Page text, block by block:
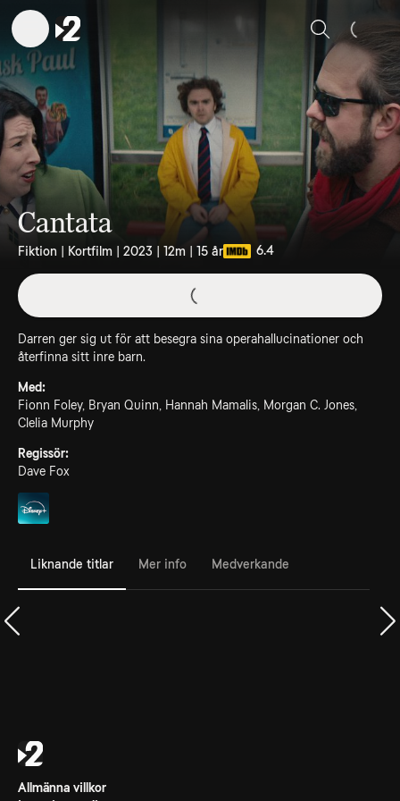
Sök
Cantata
Fiktion | Kortfilm | 2023 | 12m | 15 år 6.4
Darren ger sig ut för att besegra sina operahallucinationer och
återfinna sitt inre barn.
Med:
Fionn Foley, Bryan Quinn, Hannah Mamalis, Morgan C. Jones,
Clelia Murphy
Regissör:
Dave Fox
Liknande titlar Mer info Medverkande
Allmänna villkor